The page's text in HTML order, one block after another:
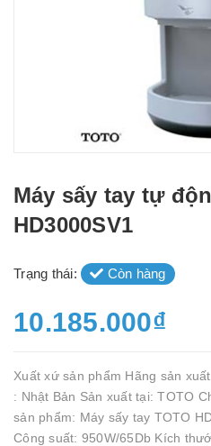
Máy sấy tay tự
HD3000SV1
Trạng thái: Còn hàng
10.185.000₫
Xuất xứ sản phẩm Hãng sản
: Nhật Bản Sản xuất tại: TOTO
sản phẩm: Máy sấy tay TOTO
Công suất: 950W/65Db Kích